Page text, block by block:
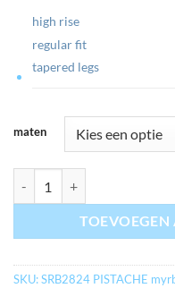
high rise
regular fit
tapered legs
maten
SKU:SRB2824 PISTACHE